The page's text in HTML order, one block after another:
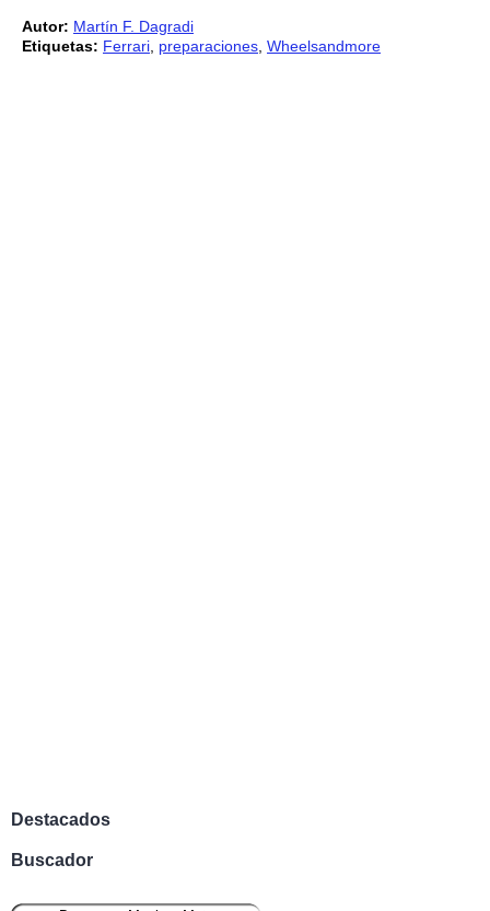
Autor: Martín F. Dagradi
Etiquetas: Ferrari, preparaciones, Wheelsandmore
Destacados
Buscador